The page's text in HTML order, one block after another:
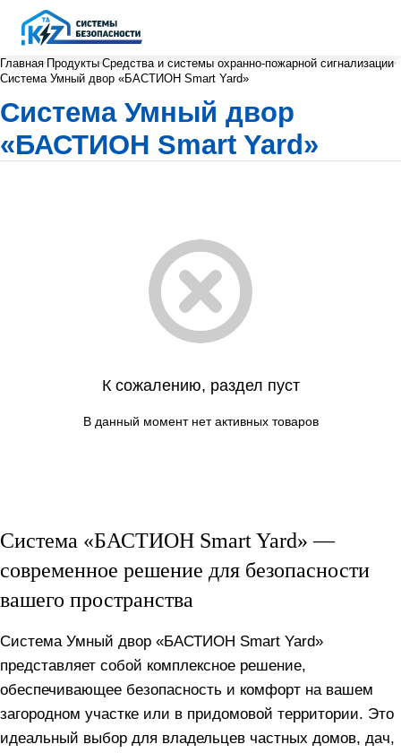
Главная Продукты Средства и системы охранно-пожарной сигнализации
Система Умный двор «БАСТИОН Smart Yard»
Система Умный двор
«БАСТИОН Smart Yard»
К сожалению, раздел пуст
В данный момент нет активных товаров
Система «БАСТИОН Smart Yard» —
современное решение для безопасности
вашего пространства
Система Умный двор «БАСТИОН Smart Yard»
представляет собой комплексное решение,
обеспечивающее безопасность и комфорт на вашем
загородном участке или в придомовой территории. Это
идеальный выбор для владельцев частных домов, дач,